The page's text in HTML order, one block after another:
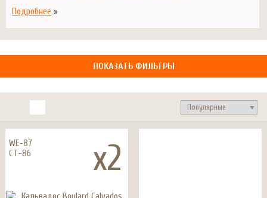
Подробнее »
ПОКАЗАТЬ ФИЛЬТРЫ
x2
WE-87
CT-86